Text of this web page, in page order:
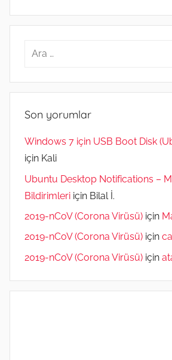
Arama:
Son yorumlar
Windows 7 için USB Boot Disk
için Kali
Ubuntu Desktop Notifications –
Bildirimleri için Bilal İ.
2019-nCoV (Corona Virüsü) için
2019-nCoV (Corona Virüsü) için
2019-nCoV (Corona Virüsü) için